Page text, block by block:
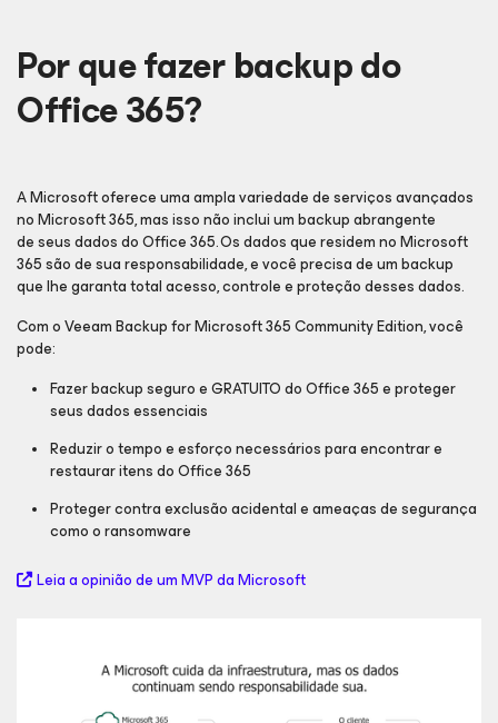
Por que fazer backup do
Office 365?
A Microsoft oferece uma ampla variedade de serviços avançados
no Microsoft 365, mas isso não inclui um backup abrangente
de seus dados do Office 365. Os dados que residem no Microsoft
365 são de sua responsabilidade, e você precisa de um backup
que lhe garanta total acesso, controle e proteção desses dados.
Com o Veeam Backupfor Microsoft 365Community Edition, você
pode:
Fazer backup seguro e GRATUITO do Office 365 e proteger
seus dados essenciais
Reduzir o tempo e esforço necessários para encontrar e
restaurar itens do Office 365
Proteger contra exclusão acidental e ameaças de segurança
como o ransomware
Leia a opinião de um MVP da Microsoft